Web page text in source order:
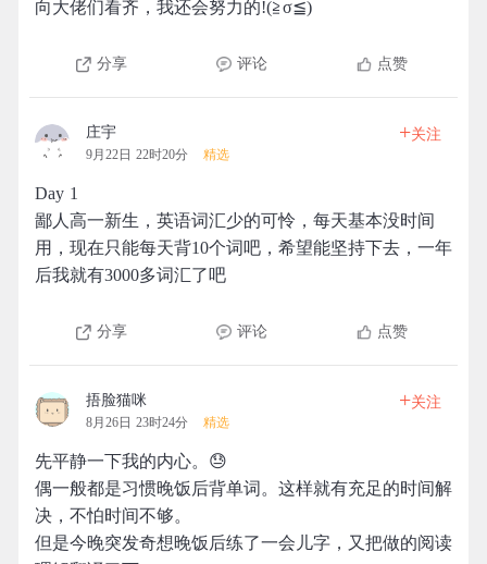
向大佬们看齐，我还会努力的!(≧σ≦)
分享 评论 点赞
庄宇
9月22日 22时20分 精选
+关注
Day 1
鄙人高一新生，英语词汇少的可怜，每天基本没时间
用，现在只能每天背10个词吧，希望能坚持下去，一年
后我就有3000多词汇了吧
分享 评论 点赞
捂脸猫咪
8月26日 23时24分 精选
+关注
先平静一下我的内心。😓
偶一般都是习惯晚饭后背单词。这样就有充足的时间解
决，不怕时间不够。
但是今晚突发奇想晚饭后练了一会儿字，又把做的阅读